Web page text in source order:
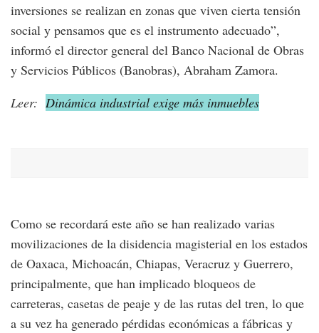
inversiones se realizan en zonas que viven cierta tensión
social y pensamos que es el instrumento adecuado”,
informó el director general del Banco Nacional de Obras
y Servicios Públicos (Banobras), Abraham Zamora.
Leer: Dinámica industrial exige más inmuebles
Como se recordará este año se han realizado varias
movilizaciones de la disidencia magisterial en los estados
de Oaxaca, Michoacán, Chiapas, Veracruz y Guerrero,
principalmente, que han implicado bloqueos de
carreteras, casetas de peaje y de las rutas del tren, lo que
a su vez ha generado pérdidas económicas a fábricas y